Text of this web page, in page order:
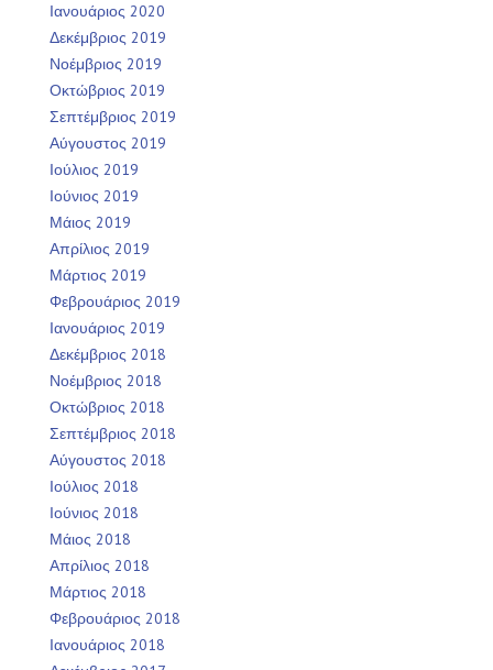
Ιανουάριος 2020
Δεκέμβριος 2019
Νοέμβριος 2019
Οκτώβριος 2019
Σεπτέμβριος 2019
Αύγουστος 2019
Ιούλιος 2019
Ιούνιος 2019
Μάιος 2019
Απρίλιος 2019
Μάρτιος 2019
Φεβρουάριος 2019
Ιανουάριος 2019
Δεκέμβριος 2018
Νοέμβριος 2018
Οκτώβριος 2018
Σεπτέμβριος 2018
Αύγουστος 2018
Ιούλιος 2018
Ιούνιος 2018
Μάιος 2018
Απρίλιος 2018
Μάρτιος 2018
Φεβρουάριος 2018
Ιανουάριος 2018